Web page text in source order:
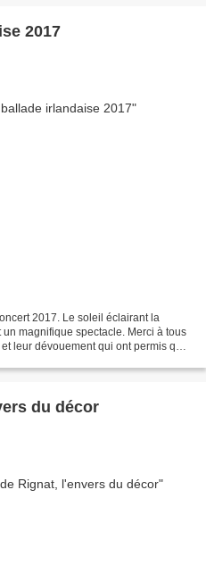
2017
2017. Le soleil éclairant la
magnifique spectacle. Merci à tous
leur dévouement qui ont permis que
du décor